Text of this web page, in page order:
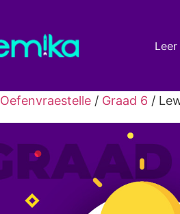
Oefenvraestelle / Graad 6 /